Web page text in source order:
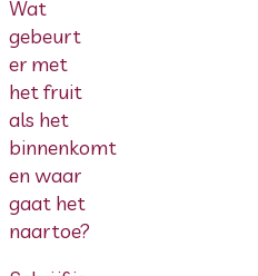
Wat
gebeurt
er met
het fruit
als het
binnenkomt
en waar
gaat het
naartoe?